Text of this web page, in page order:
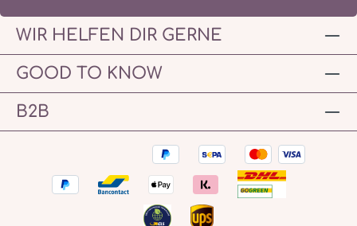
WIR HELFEN DIR GERNE
GOOD TO KNOW
B2B